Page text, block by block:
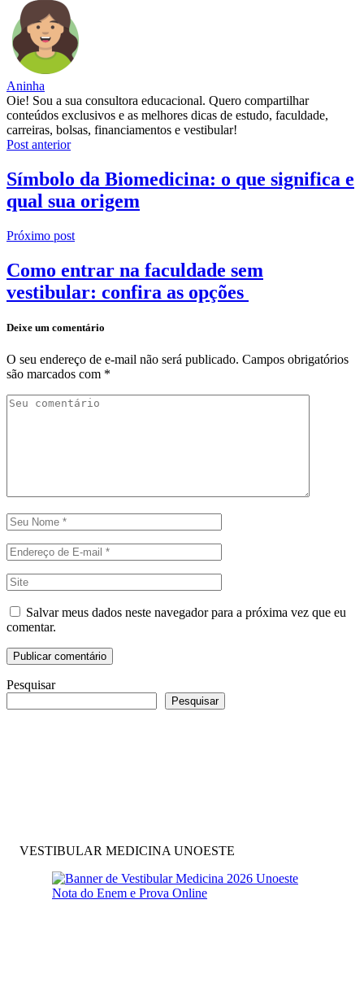
Aninha
Oie! Sou a sua consultora educacional. Quero compartilhar
conteúdos exclusivos e as melhores dicas de estudo, faculdade,
carreiras, bolsas, financiamentos e vestibular!
Post anterior
Símbolo da Biomedicina: o que significa e
qual sua origem
Próximo post
Como entrar na faculdade sem
vestibular: confira as opções
Deixe um comentário
O seu endereço de e-mail não será publicado. Campos obrigatórios
são marcados com *
Salvar meus dados neste navegador para a próxima vez que eu
comentar.
Pesquisar
Pesquisar
VESTIBULAR MEDICINA UNOESTE